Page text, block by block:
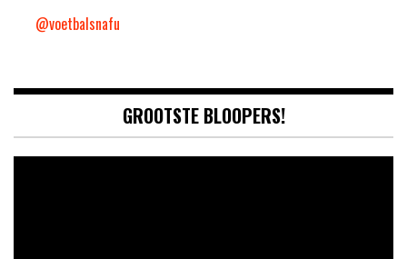
@voetbalsnafu
GROOTSTE BLOOPERS!